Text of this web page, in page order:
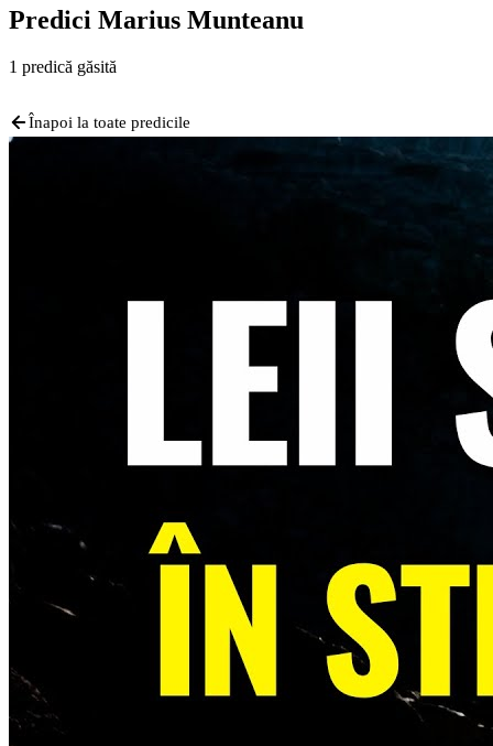
Predici Marius Munteanu
1 predică găsită
Înapoi la toate predicile